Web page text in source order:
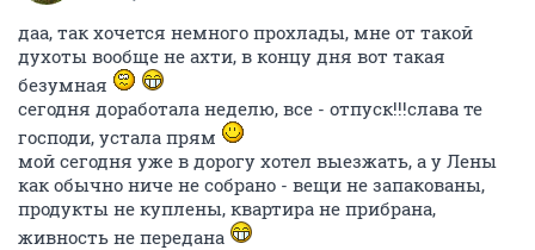
даа, так хочется немного прохлады, мне от такой
духоты вообще не ахти, в концу дня вот такая
безумная
сегодня доработала неделю, все - отпуск!!!слава те
господи, устала прям
мой сегодня уже в дорогу хотел выезжать, а у Лены
как обычно ниче не собрано - вещи не запакованы,
продукты не куплены, квартира не прибрана,
живность не передана